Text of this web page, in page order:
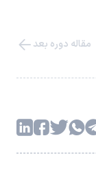
مقاله دوره بعد